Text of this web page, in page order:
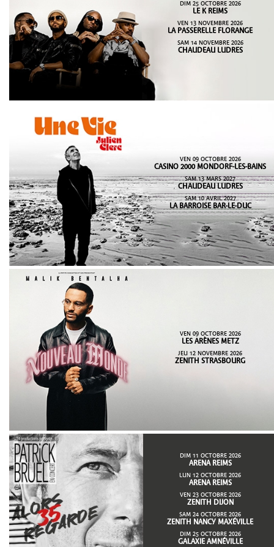
DIM 25 OCTOBRE 2026
LE K REIMS
VEN 13 NOVEMBRE 2026
LA PASSERELLE FLORANGE
SAM 14 NOVEMBRE 2026
CHAUDEAU LUDRES
VEN 09 OCTOBRE 2026
CASINO 2000 MONDORF-LES-BAINS
SAM 13 MARS 2027
CHAUDEAU LUDRES
SAM 10 AVRIL 2027
LA BARROISE BAR-LE-DUC
VEN 09 OCTOBRE 2026
LES ARÈNES METZ
JEU 12 NOVEMBRE 2026
ZENITH STRASBOURG
DIM 11 OCTOBRE 2026
ARENA REIMS
LUN 12 OCTOBRE 2026
ARENA REIMS
VEN 23 OCTOBRE 2026
ZENITH DIJON
SAM 24 OCTOBRE 2026
ZENITH NANCY MAXÉVILLE
DIM 25 OCTOBRE 2026
GALAXIE AMNÉVILLE